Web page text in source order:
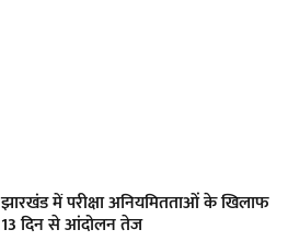
झारखंड में परीक्षा अनियमितताओं के खिलाफ
13 दिन से आंदोलन तेज